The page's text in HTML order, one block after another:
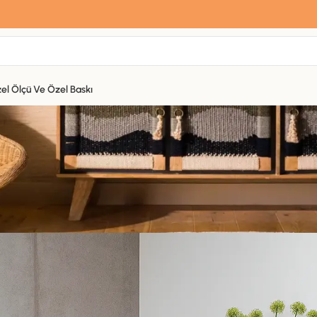
özel hoş geldin hediyemiz
Hemen üye ol, ilk siparişinde%10 indirimfırsatını yakala.
Ölçü Ve Özel Baskı
Halının Dönüştürücü
29 Temmuz 2025